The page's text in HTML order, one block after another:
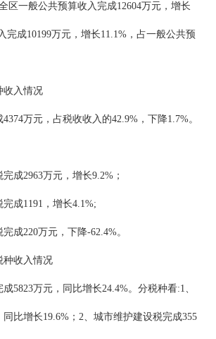
区一般公共预算收入完成12604万元，增长
完成10199万元，增长11.1%，占一般公共预
收入情况
万元，占税收收入的42.9%，下降1.7%。
成2963万元，增长9.2%；
成1191，增长4.1%;
成220万元，下降-62.4%。
种收入情况
5823万元，同比增长24.4%。分税种看:1、
比增长19.6%；2、城市维护建设税完成355